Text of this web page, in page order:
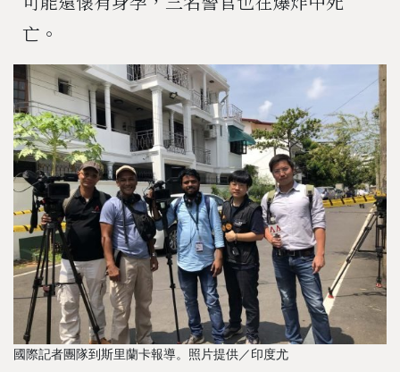
亡。
國際記者團隊到斯里蘭卡報導。照片提供／印度尤